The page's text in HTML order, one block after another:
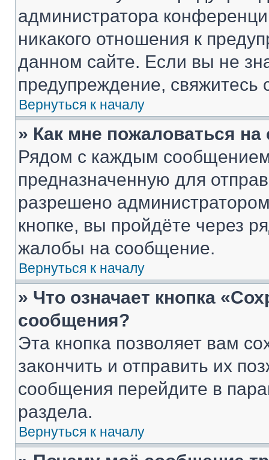
администратора
никакого отношения к
данном сайте. Если вы не
предупреждение,
Вернуться к началу
» Как мне пожаловаться
Рядом с каждым сообщением
предназначенную для
разрешено
кнопке, вы пройдёте через
жалобы на сообщение.
Вернуться к началу
» Что означает кнопка
сообщения?
Эта кнопка позволяет вам
закончить и отправить их
сообщения перейдите в
раздела.
Вернуться к началу